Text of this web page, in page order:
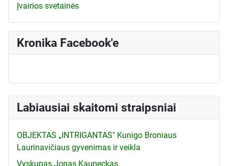
Įvairios svetainės
Kronika Facebook'e
Labiausiai skaitomi straipsniai
OBJEKTAS „INTRIGANTAS" Kunigo Broniaus
Laurinavičiaus gyvenimas ir veikla
Vyskupas Jonas Kauneckas